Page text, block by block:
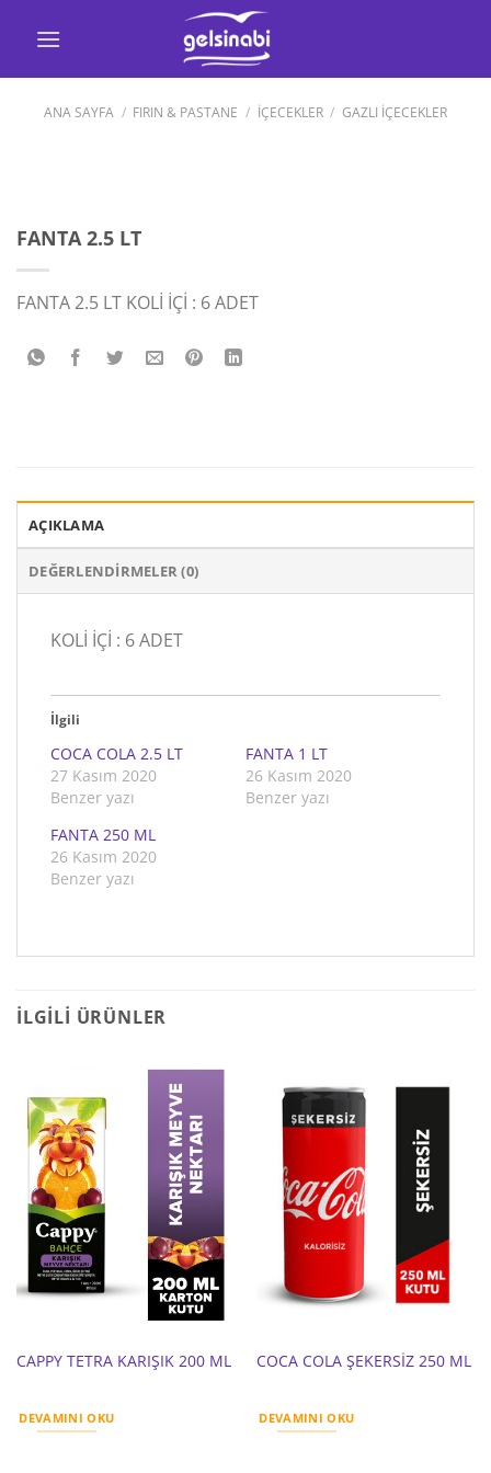
ANA SAYFA / FIRIN & PASTANE / İÇECEKLER / GAZLI İÇECEKLER
FANTA 2.5 LT
FANTA 2.5 LT KOLİ İÇİ : 6 ADET
AÇIKLAMA
DEĞERLENDIRMELER (0)
KOLİ İÇİ : 6 ADET
İlgili
COCA COLA 2.5 LT
27 Kasım 2020
Benzer yazı
FANTA 1 LT
26 Kasım 2020
Benzer yazı
FANTA 250 ML
26 Kasım 2020
Benzer yazı
İLGILI ÜRÜNLER
CAPPY TETRA KARIŞIK 200 ML
DEVAMINI OKU
COCA COLA ŞEKERSİZ 250 ML
DEVAMINI OKU